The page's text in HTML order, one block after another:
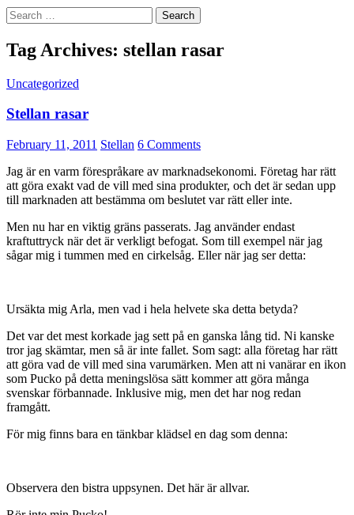
Search
for:
Tag Archives: stellan rasar
Uncategorized
Stellan rasar
February 11, 2011 Stellan 6 Comments
Jag är en varm förespråkare av marknadsekonomi. Företag har rätt
att göra exakt vad de vill med sina produkter, och det är sedan upp
till marknaden att bestämma om beslutet var rätt eller inte.
Men nu har en viktig gräns passerats. Jag använder endast
kraftuttryck när det är verkligt befogat. Som till exempel när jag
sågar mig i tummen med en cirkelsåg. Eller när jag ser detta:
Ursäkta mig Arla, men vad i hela helvete ska detta betyda?
Det var det mest korkade jag sett på en ganska lång tid. Ni kanske
tror jag skämtar, men så är inte fallet. Som sagt: alla företag har rätt
att göra vad de vill med sina varumärken. Men att ni vanärar en ikon
som Pucko på detta meningslösa sätt kommer att göra många
svenskar förbannade. Inklusive mig, men det har nog redan
framgått.
För mig finns bara en tänkbar klädsel en dag som denna:
Observera den bistra uppsynen. Det här är allvar.